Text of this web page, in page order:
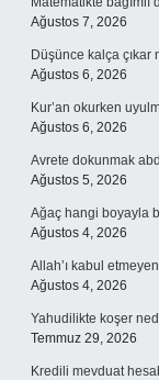
Ağustos 7, 2026
Düşünce kalça çıkar
Ağustos 6, 2026
Kur’an okurken
Ağustos 6, 2026
Avrete dokunmak
Ağustos 5, 2026
Ağaç hangi boyayla
Ağustos 4, 2026
Allah’ı kabul
Ağustos 4, 2026
Yahudilikte koşer
Temmuz 29, 2026
Kredili mevduat